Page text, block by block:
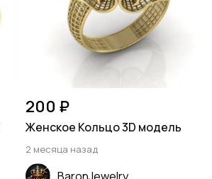
200 ₽
Женское Кольцо 3D модель
2 месяца назад
BaronJewelry